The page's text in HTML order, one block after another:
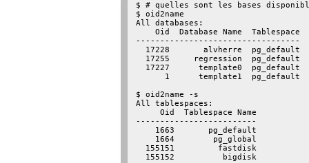
$ # quelles sont les bases
$ oid2name
All databases:
    Oid  Database Name  Tablespace
----------------------------------
  17228       alvherre  pg_default
  17255     regression  pg_default
  17227      template0  pg_default
      1      template1  pg_default
$ oid2name -s
All tablespaces:
     Oid  Tablespace Name
-------------------------
    1663       pg_default
    1664        pg_global
  155151         fastdisk
  155152          bigdisk